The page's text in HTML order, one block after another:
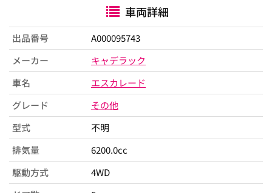
車両詳細
出品番号
A000095743
メーカー
キャデラック
車名
エスカレード
グレード
その他
型式
不明
排気量
6200.0cc
駆動方式
4WD